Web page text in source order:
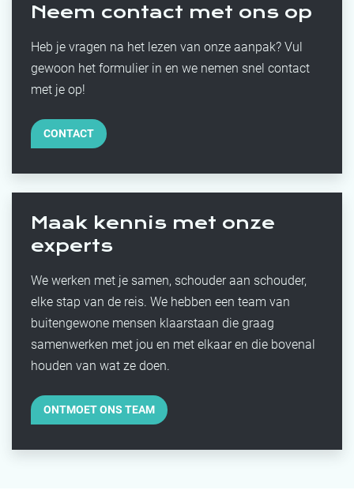
Neem contact met ons op
Heb je vragen na het lezen van onze aanpak? Vul
gewoon het formulier in en we nemen snel contact
met je op!
CONTACT
Maak kennis met onze
experts
We werken met je samen, schouder aan schouder,
elke stap van de reis. We hebben een team van
buitengewone mensen klaarstaan die graag
samenwerken met jou en met elkaar en die bovenal
houden van wat ze doen.
ONTMOET ONS TEAM